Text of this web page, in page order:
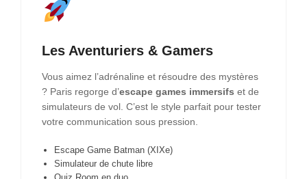
Les Aventuriers & Gamers
Vous aimez l’adrénaline et résoudre des mystères
? Paris regorge d’escape games immersifs et de
simulateurs de vol. C’est le style parfait pour tester
votre communication sous pression.
Escape Game Batman (XIXe)
Simulateur de chute libre